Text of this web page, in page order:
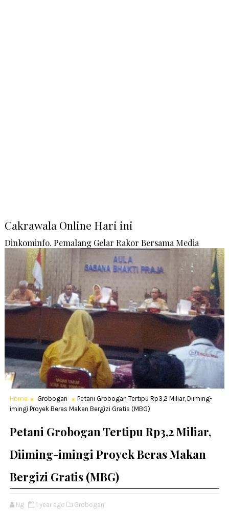
Cakrawala Online Hari ini
Dinkominfo. Pemalang Gelar Rakor Bersama Media
Home Grobogan
Petani Grobogan Tertipu Rp3,2 Miliar, Diiming-
imingi Proyek Beras Makan Bergizi Gratis (MBG)
Petani Grobogan Tertipu Rp3,2 Miliar,
Diiming-imingi Proyek Beras Makan
Bergizi Gratis (MBG)
Ng 1 year ago Grobogan,